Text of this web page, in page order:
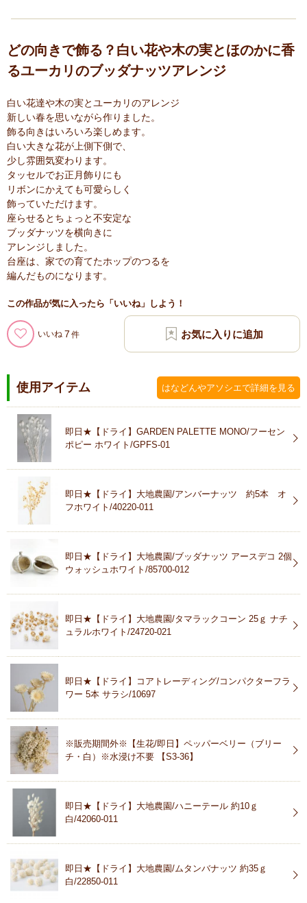
どの向きで飾る？白い花や木の実とほのかに香
るユーカリのブッダナッツアレンジ
白い花達や木の実とユーカリのアレンジ
新しい春を思いながら作りました。
飾る向きはいろいろ楽しめます。
白い大きな花が上側下側で、
少し雰囲気変わります。
タッセルでお正月飾りにも
リボンにかえても可愛らしく
飾っていただけます。
座らせるとちょっと不安定な
ブッダナッツを横向きに
アレンジしました。
台座は、家での育てたホップのつるを
編んだものになります。
この作品が気に入ったら「いいね」しよう！
いいね 7
使用アイテム はなどんやアソシエで詳細を見る
即日★【ドライ】GARDEN PALETTE MONO/フーセン
ポピー ホワイト/GPFS-01
即日★【ドライ】大地農園/アンバーナッツ 約5本 オ
フホワイト/40220-011
即日★【ドライ】大地農園/ブッダナッツ アースデコ 2個
ウォッシュホワイト/85700-012
即日★【ドライ】大地農園/タマラックコーン 25ｇ ナチ
ュラルホワイト/24720-021
即日★【ドライ】コアトレーディング/コンパクターフラ
ワー 5本 サラシ/10697
※販売期間外※【生花/即日】ペッパーベリー（ブリー
チ・白）※水浸け不要 【S3-36】
即日★【ドライ】大地農園/ハニーテール 約10ｇ
白/42060-011
即日★【ドライ】大地農園/ムタンバナッツ 約35ｇ
白/22850-011